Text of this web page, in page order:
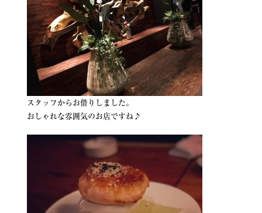
スタッフからお借りしました。
おしゃれな雰囲気のお店ですね♪